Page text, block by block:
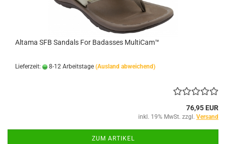
Altama SFB Sandals For Badasses MultiCam™
Lieferzeit: 8-12 Arbeitstage (Ausland abweichend)
76,95 EUR
inkl. 19% MwSt. zzgl. Versand
ZUM ARTIKEL